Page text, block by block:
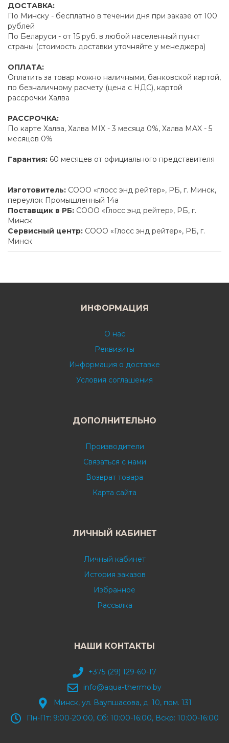
ДОСТАВКА:
По Минску - бесплатно в течении дня при заказе от 100
рублей
По Беларуси - от 15 руб. в любой населенный пункт
страны (стоимость доставки уточняйте у менеджера)
ОПЛАТА:
Оплатить за товар можно наличными, банковской картой,
по безналичному расчету (цена с НДС), картой
рассрочки Халва
РАССРОЧКА:
По карте Халва, Халва MIX - 3 месяца 0%, Халва MAX - 5
месяцев 0%
Гарантия: 60 месяцев от официального представителя
Изготовитель: СООО «глосс энд рейтер», РБ, г. Минск,
переулок Промышленный 14а
Поставщик в РБ: СООО «Глосс энд рейтер», РБ, г.
Минск
Сервисный центр: СООО «Глосс энд рейтер», РБ, г.
Минск
ИНФОРМАЦИЯ
О нас
Реквизиты
Информация о доставке
Условия соглашения
ДОПОЛНИТЕЛЬНО
Производители
Связаться с нами
Возврат товара
Карта сайта
ЛИЧНЫЙ КАБИНЕТ
Личный кабинет
История заказов
Избранное
Рассылка
НАШИ КОНТАКТЫ
+375 (29) 129-60-17
info@aqua-thermo.by
Минск, ул. Ваупшасова, д. 10, пом. 131
Пн-Пт: 9:00-20:00, Сб: 10:00-16:00, Вскр: 10:00-16:00